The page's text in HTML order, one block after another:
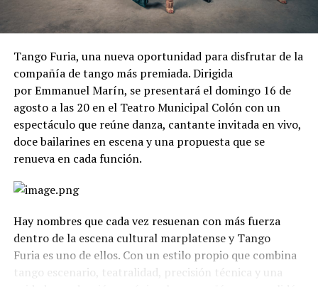
Tango Furia, una nueva oportunidad para disfrutar de la
compañía de tango más premiada. Dirigida
por Emmanuel Marín, se presentará el domingo 16 de
agosto a las 20 en el Teatro Municipal Colón con un
espectáculo que reúne danza, cantante invitada en vivo,
doce bailarines en escena y una propuesta que se
renueva en cada función.
Hay nombres que cada vez resuenan con más fuerza
dentro de la escena cultural marplatense y Tango
Furia es uno de ellos. Con un estilo propio que combina
tango escenario, teatralidad, precisión técnica y una